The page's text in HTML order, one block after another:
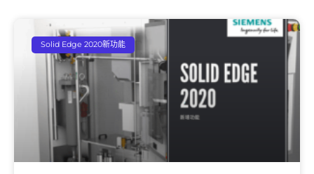
Solid Edge 2020新功能